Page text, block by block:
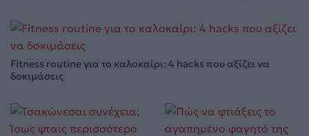
Fitness routine για το καλοκαίρι: 4 hacks που αξίζει να
δοκιμάσεις